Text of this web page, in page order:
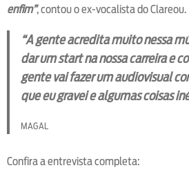
enfim”, contou o ex-vocalista do Clareou.
“A gente acredita muito nessa
dar um start na nossa carreira e
gente vai fazer um audiovisual
que eu gravei e algumas coisas
MAGAL
Confira a entrevista completa: